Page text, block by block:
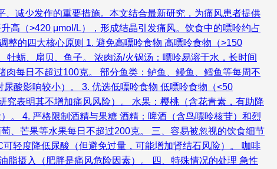
减少发作的重要措施。本文结合最新研究，为痛风患者提供
高（>420 μmol/L），形成结晶引发痛风。饮食中的嘌呤约占
整的四大核心原则 1. 避免高嘌呤食物 高嘌呤食物（>150
蛎、扇贝、鱼子。 浓肉汤/火锅汤：嘌呤易溶于水，长时间
每日不超过100克。 部分鱼类：鲈鱼、鳗鱼、鳕鱼等每周不
酸影响较小）。 3. 优选低嘌呤食物 低嘌呤食物（<50
表明其不增加痛风风险）。 水果：樱桃（含花青素，有助降
。 4. 严格限制酒精与果糖 酒精：啤酒（含鸟嘌呤核苷）和烈
、芒果等水果每日不超过200克。 三、容易被忽视的饮食细节
轻度降低尿酸（但避免过量，可能增加肾结石风险）。 咖啡
摄入（肥胖是痛风危险因素）。 四、特殊情况的处理 急性